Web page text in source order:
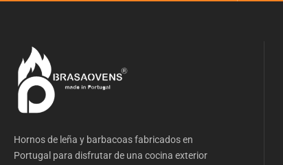
Hornos de leña y barbacoas fabricados en
Portugal para disfrutar de una cocina exterior